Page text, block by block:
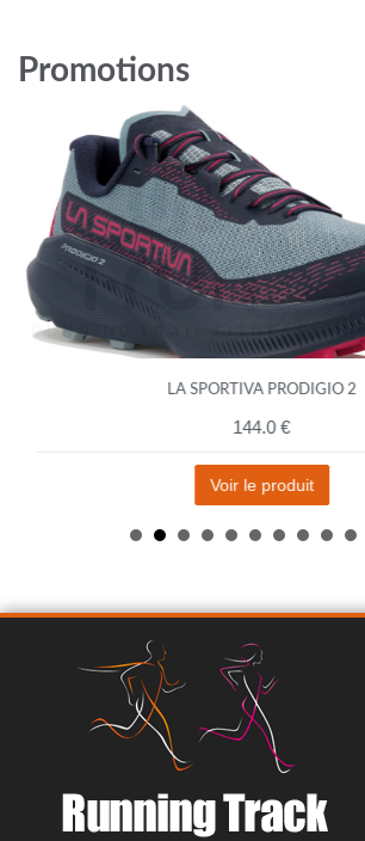
Promotions
LA SPORTIVA PRODIGIO 2
144.0 €
Voir le produit
ASICS METASPEED EDGE PARIS